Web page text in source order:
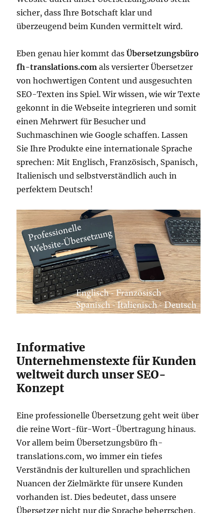
sicher, dass Ihre Botschaft klar und
überzeugend beim Kunden vermittelt wird.
Eben genau hier kommt dasÜbersetzungsbüro
fh-translations.com als versierter Übersetzer
von hochwertigen Content und ausgesuchten
SEO-Texten ins Spiel. Wir wissen, wie wir Texte
gekonnt in die Webseite integrieren und somit
einen Mehrwert für Besucher und
Suchmaschinen wie Google schaffen. Lassen
Sie Ihre Produkte eine internationale Sprache
sprechen: Mit Englisch, Französisch, Spanisch,
Italienisch und selbstverständlich auch in
perfektem Deutsch!
Informative
Unternehmenstexte für Kunden
weltweit durch unser SEO-
Konzept
Eine professionelle Übersetzung geht weit über
die reine Wort-für-Wort-Übertragung hinaus.
Vor allem beim Übersetzungsbüro fh-
translations.com, wo immer ein tiefes
Verständnis der kulturellen und sprachlichen
Nuancen der Zielmärkte für unsere Kunden
vorhanden ist. Dies bedeutet, dass unsere
Übersetzer nicht nur die Sprache beherrschen,